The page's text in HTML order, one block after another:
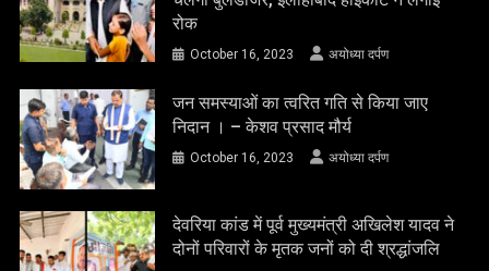
रोक
October 16, 2023 अयोध्या दर्पण
जन समस्याओं का त्वरित गति से किया जाए
निदान । – केशव प्रसाद मौर्य
October 16, 2023 अयोध्या दर्पण
देवरिया कांड में पूर्व मुख्यमंत्री अखिलेश यादव ने
दोनों परिवारों के मृतक जनों को दी श्रद्धांजलि